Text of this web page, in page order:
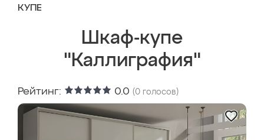
КУПЕ
Шкаф-купе
"Каллиграфия"
Рейтинг: 0.0 (0 голосов)